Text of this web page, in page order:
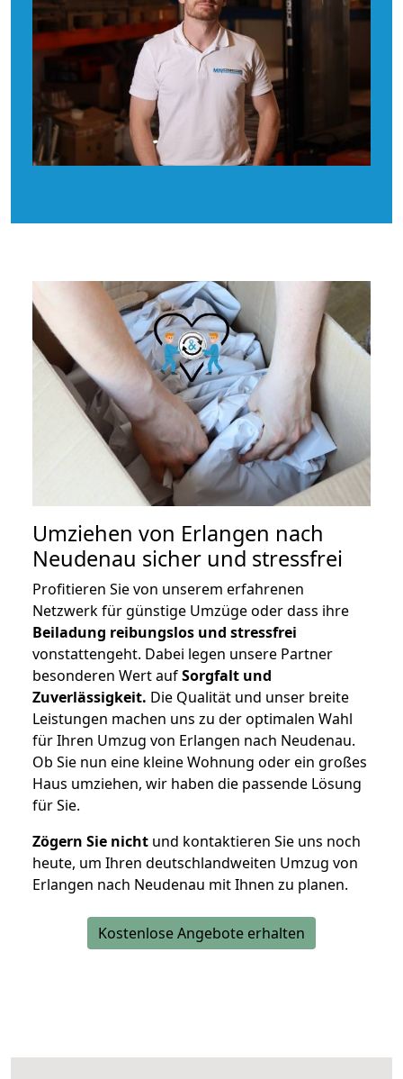
Umziehen von Erlangen nach
Neudenau sicher und stressfrei
Profitieren Sie von unserem erfahrenen
Netzwerk für günstige Umzüge oder dass ihre
Beiladung reibungslos und stressfrei
vonstattengeht. Dabei legen unsere Partner
besonderen Wert aufSorgfalt und
Zuverlässigkeit. Die Qualität und unser breite
Leistungen machen uns zu der optimalen Wahl
für Ihren Umzug von Erlangen nach Neudenau.
Ob Sie nun eine kleine Wohnung oder ein großes
Haus umziehen, wir haben die passende Lösung
für Sie.
Zögern Sie nicht und kontaktieren Sie uns noch
heute, um Ihren deutschlandweiten Umzug von
Erlangen nach Neudenau mit Ihnen zu planen.
Kostenlose Angebote erhalten